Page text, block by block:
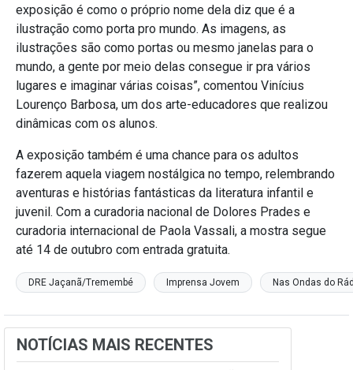
exposição é como o próprio nome dela diz que é a
ilustração como porta pro mundo. As imagens, as
ilustrações são como portas ou mesmo janelas para o
mundo, a gente por meio delas consegue ir pra vários
lugares e imaginar várias coisas”, comentou Vinícius
Lourenço Barbosa, um dos arte-educadores que realizou
dinâmicas com os alunos.
A exposição também é uma chance para os adultos
fazerem aquela viagem nostálgica no tempo, relembrando
aventuras e histórias fantásticas da literatura infantil e
juvenil. Com a curadoria nacional de Dolores Prades e
curadoria internacional de Paola Vassali, a mostra segue
até 14 de outubro com entrada gratuita.
DRE Jaçanã/Tremembé Imprensa Jovem Nas Ondas do
NOTÍCIAS MAIS RECENTES